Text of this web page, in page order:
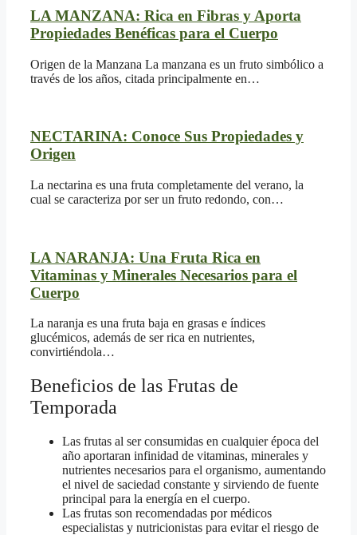
LA MANZANA: Rica en Fibras y Aporta
Propiedades Benéficas para el Cuerpo
Origen de la Manzana La manzana es un fruto simbólico a
través de los años, citada principalmente en…
NECTARINA: Conoce Sus Propiedades y
Origen
La nectarina es una fruta completamente del verano, la
cual se caracteriza por ser un fruto redondo, con…
LA NARANJA: Una Fruta Rica en
Vitaminas y Minerales Necesarios para el
Cuerpo
La naranja es una fruta baja en grasas e índices
glucémicos, además de ser rica en nutrientes,
convirtiéndola…
Beneficios de las Frutas de
Temporada
Las frutas al ser consumidas en cualquier época del
año aportaran infinidad de vitaminas, minerales y
nutrientes necesarios para el organismo, aumentando
el nivel de saciedad constante y sirviendo de fuente
principal para la energía en el cuerpo.
Las frutas son recomendadas por médicos
especialistas y nutricionistas para evitar el riesgo de